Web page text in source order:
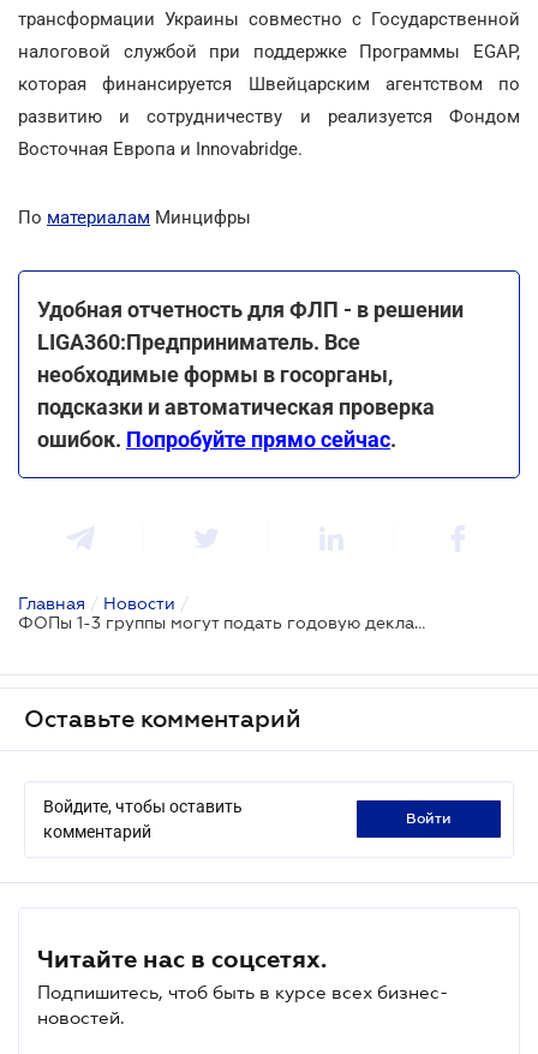
трансформации Украины совместно с Государственной
налоговой службой при поддержке Программы EGAP,
которая финансируется Швейцарским агентством по
развитию и сотрудничеству и реализуется Фондом
Восточная Европа и Innovabridge.
По материалам Минцифры
Удобная отчетность для ФЛП - в решении
LIGA360:Предприниматель. Все
необходимые формы в госорганы,
подсказки и автоматическая проверка
ошибок. Попробуйте прямо сейчас.
Главная / Новости /
ФОПы 1-3 группы могут подать годовую декларацию в приложении Дія
Оставьте комментарий
Войдите, чтобы оставить
комментарий
войти
Читайте нас в соцсетях.
Подпишитесь, чтоб быть в курсе всех бизнес-
новостей.